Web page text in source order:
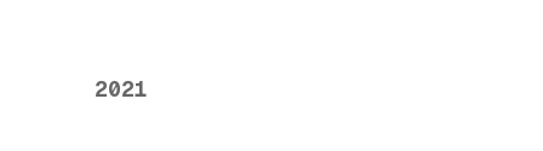
2021